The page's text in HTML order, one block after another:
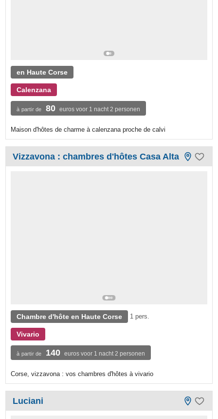
en Haute Corse
Calenzana
à partir de 80 euros voor 1 nacht 2 personen
Maison d'hôtes de charme à calenzana proche de calvi
Vizzavona : chambres d'hôtes Casa Alta
Chambre d'hôte en Haute Corse 1 pers.
Vivario
à partir de 140 euros voor 1 nacht 2 personen
Corse, vizzavona : vos chambres d'hôtes à vivario
Luciani